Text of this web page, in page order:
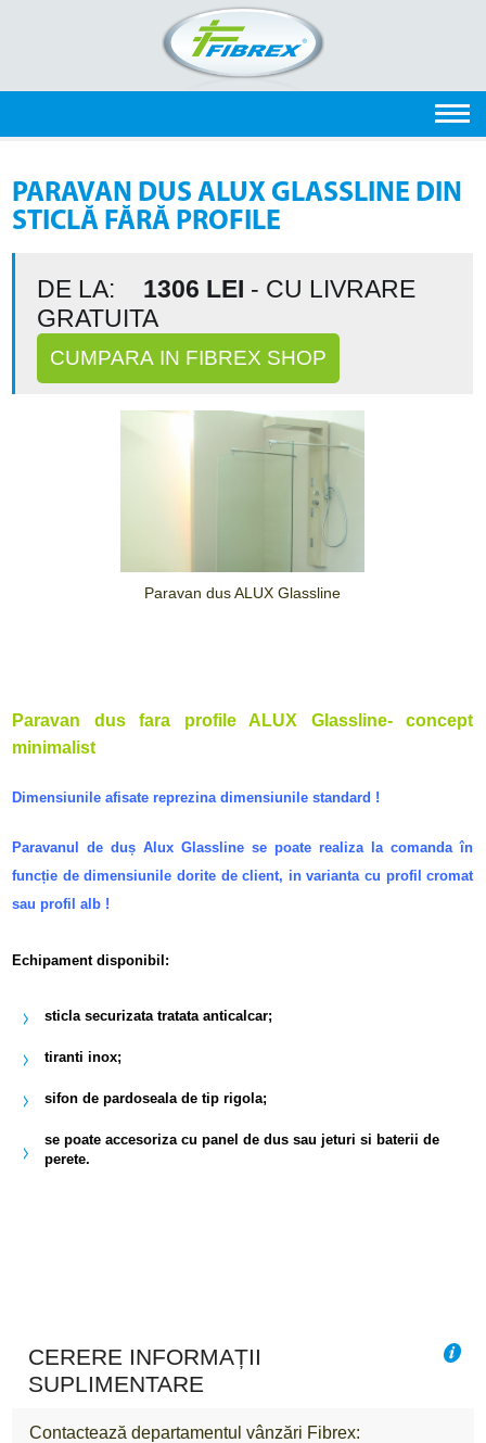
PARAVAN DUS ALUX GLASSLINE DIN
STICLĂ FĂRĂ PROFILE
DE LA: 1306 LEI - CU LIVRARE
GRATUITA
CUMPARA IN FIBREX SHOP
Paravan dus ALUX Glassline
Paravan dus fara profile ALUX Glassline- concept
minimalist
Dimensiunile afisate reprezina dimensiunile standard !
Paravanul de duș Alux Glassline se poate realiza la comanda în
funcție de dimensiunile dorite de client, in varianta cu profil cromat
sau profil alb !
Echipament disponibil:
sticla securizata tratata anticalcar;
tiranti inox;
sifon de pardoseala de tip rigola;
se poate accesoriza cu panel de dus sau jeturi si baterii de
perete.
CERERE INFORMAȚII
SUPLIMENTARE
Contactează departamentul vânzări Fibrex: